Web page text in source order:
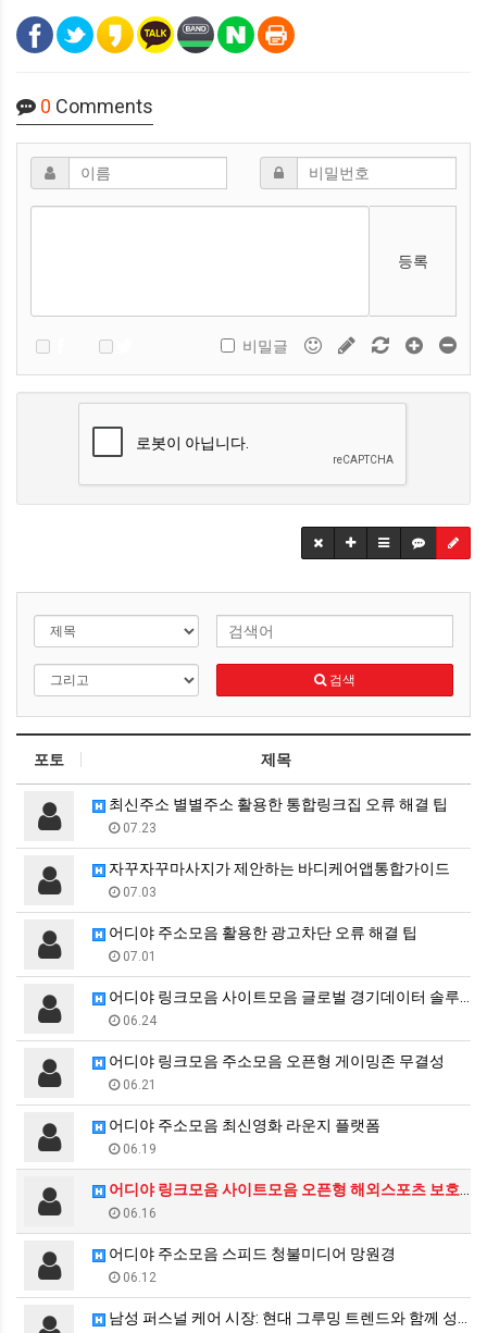
0 Comments
등록
비밀글
검색
포토 제목
최신주소 별별주소 활용한 통합링크집 오류 해결 팁
07.23
자꾸자꾸마사지가 제안하는 바디케어앱통합가이드
07.03
어디야 주소모음 활용한 광고차단 오류 해결 팁
07.01
어디야 링크모음 사이트모음 글로벌 경기데이터 솔루션
06.24
어디야 링크모음 주소모음 오픈형 게이밍존 무결성
06.21
어디야 주소모음 최신영화 라운지 플랫폼
06.19
어디야 링크모음 사이트모음 오픈형 해외스포츠 보호막
06.16
어디야 주소모음 스피드 청불미디어 망원경
06.12
남성 퍼스널 케어 시장: 현대 그루밍 트렌드와 함께 성…